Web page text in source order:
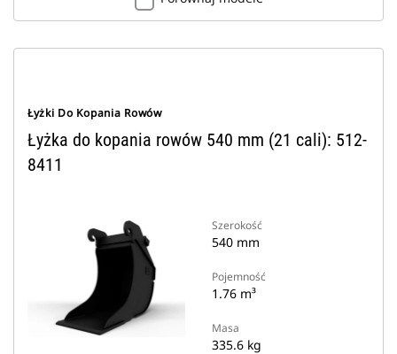
Łyżki Do Kopania Rowów
Łyżka do kopania rowów 540 mm (21 cali): 512-
8411
Szerokość
540 mm
Pojemność
1.76 m³
Masa
335.6 kg